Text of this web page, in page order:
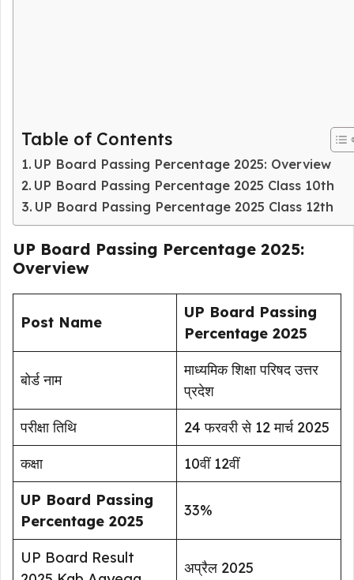
Table of Contents
UP Board Passing Percentage 2025: Overview
UP Board Passing Percentage 2025 Class 10th
UP Board Passing Percentage 2025 Class 12th
UP Board Passing Percentage 2025:
Overview
Post Name
UP Board Passing
Percentage 2025
बोर्ड नाम
माध्यमिक शिक्षा परिषद उत्तर
प्रदेश
परीक्षा तिथि
24 फरवरी से 12 मार्च 2025
कक्षा
10वीं 12वीं
UP Board Passing
Percentage 2025
33%
UP Board Result
अप्रैल 2025